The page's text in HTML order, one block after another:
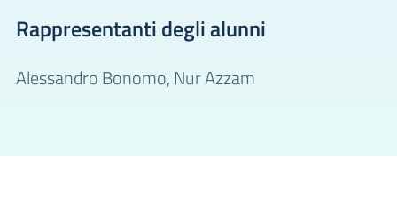
Rappresentanti degli alunni
Alessandro Bonomo,Nur Azzam